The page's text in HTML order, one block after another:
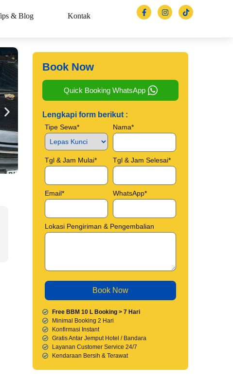
& Blog Kontak
Book Now
Quick Booking WhatsApp
Lengkapi form berikut :
Tipe Sewa* Nama*
Tgl & Jam Mulai* Tgl & Jam Selesai*
Email* WhatsApp*
Lokasi Pengiriman & Pengembalian
Free BBM 10 L Booking > 7 Hari
Minimal Booking 2 Hari
Konfirmasi Instant
Gratis Antar Jemput Hotel / Bandara
Layanan Customer Service 24/7
Kendaraan Bersih & Terawat